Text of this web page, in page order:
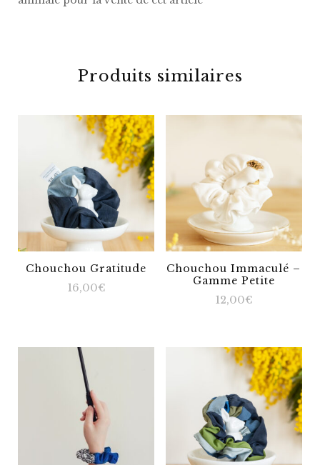
Produits similaires
Chouchou Gratitude
16,00€
Chouchou Immaculé –
Gamme Petite
12,00€